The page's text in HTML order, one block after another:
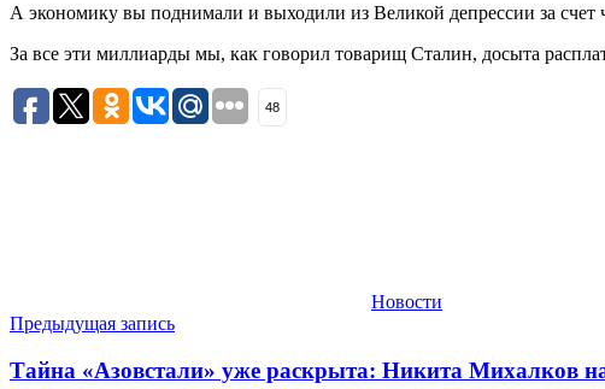
А экономику вы поднимали и выходили из Великой депрессии за счет
За все эти миллиарды мы, как говорил товарищ Сталин, досыта
48
Новости
Навигация
по
Предыдущая запись
Тайна «Азовстали» уже раскрыта: Никита Михалков